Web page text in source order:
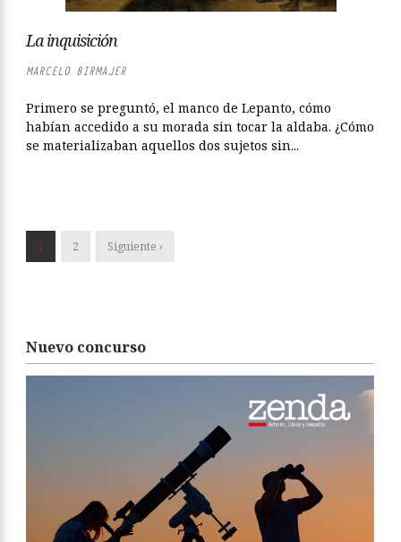
La inquisición
MARCELO BIRMAJER
Primero se preguntó, el manco de Lepanto, cómo
habían accedido a su morada sin tocar la aldaba. ¿Cómo
se materializaban aquellos dos sujetos sin...
1 2 Siguiente ›
Nuevo concurso